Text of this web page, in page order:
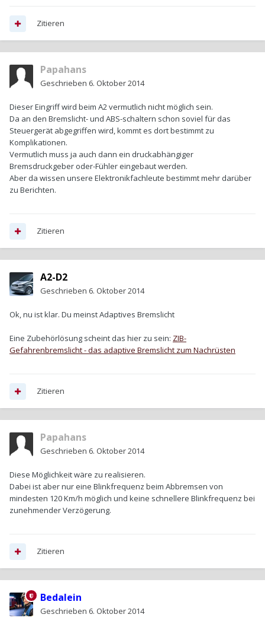
Zitieren
Papahans
Geschrieben 6. Oktober 2014
Dieser Eingriff wird beim A2 vermutlich nicht möglich sein.
Da an den Bremslicht- und ABS-schaltern schon soviel für das
Steuergerät abgegriffen wird, kommt es dort bestimmt zu
Komplikationen.
Vermutlich muss ja auch dann ein druckabhängiger
Bremsdruckgeber oder-Fühler eingebaut werden.
Aber da wissen unsere Elektronikfachleute bestimmt mehr darüber
zu Berichten.
Zitieren
A2-D2
Geschrieben 6. Oktober 2014
Ok, nu ist klar. Du meinst Adaptives Bremslicht
Eine Zubehörlösung scheint das hier zu sein: ZIB-
Gefahrenbremslicht - das adaptive Bremslicht zum Nachrüsten
Zitieren
Papahans
Geschrieben 6. Oktober 2014
Diese Möglichkeit wäre zu realisieren.
Dabei ist aber nur eine Blinkfrequenz beim Abbremsen von
mindesten 120 Km/h möglich und keine schnellere Blinkfrequenz bei
zunehmender Verzögerung.
Zitieren
Bedalein
Geschrieben 6. Oktober 2014